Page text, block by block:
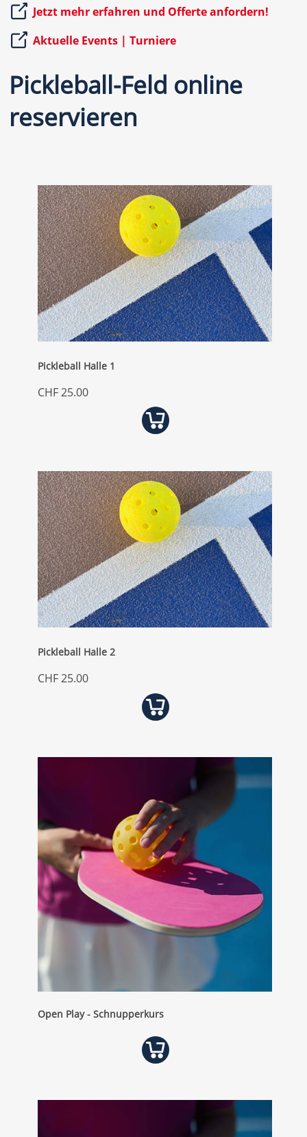
Jetzt mehr erfahren und Offerte anfordern!
Aktuelle Events | Turniere
Pickleball-Feld online
reservieren
Pickleball Halle 1
CHF 25.00
Pickleball Halle 2
CHF 25.00
Open Play - Schnupperkurs